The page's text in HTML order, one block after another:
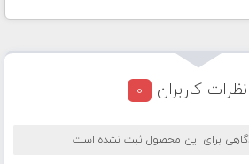
نظرات کاربران 0
برای این محصول ثبت نشده است